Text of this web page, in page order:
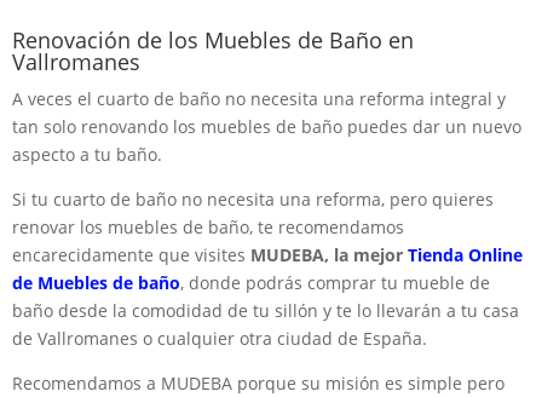
Renovación de los Muebles de Baño en
Vallromanes
A veces el cuarto de baño no necesita una reforma integral y
tan solo renovando los muebles de baño puedes dar un nuevo
aspecto a tu baño.
Si tu cuarto de baño no necesita una reforma, pero quieres
renovar los muebles de baño, te recomendamos
encarecidamente que visites MUDEBA, la mejor Tienda Online
de Muebles de baño, donde podrás comprar tu mueble de
baño desde la comodidad de tu sillón y te lo llevarán a tu casa
de Vallromanes o cualquier otra ciudad de España.
Recomendamos a MUDEBA porque su misión es simple pero